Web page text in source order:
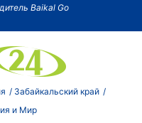
Baikal Go
Забайкальский край
и Мир